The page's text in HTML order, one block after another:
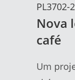
PL3702-
Nova
café
Um